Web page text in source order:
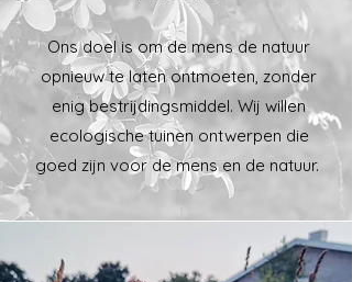
Ons doel is om de mens de natuur
opnieuw te laten ontmoeten, zonder
enig bestrijdingsmiddel. Wij willen
ecologische tuinen ontwerpen die
goed zijn voor de mens en de natuur.